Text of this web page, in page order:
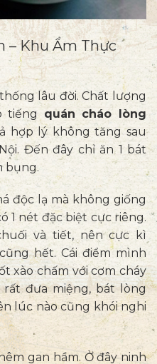
– Khu Ẩm Thực
lâu đời. Chất lượng
tiếng quán cháo lòng
hợp lý không tăng sau
Đến đây chỉ ăn 1 bát
bụng.
độc lạ mà không giống
1 nét đặc biệt cực riêng.
và tiết, nên cực kì
hết. Cái điểm mình
xào chấm với cơm cháy
đưa miệng, bát lòng
lúc nào cũng khói nghi
gan hầm. Ở đây ninh